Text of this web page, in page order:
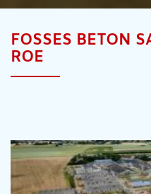
FOSSES BETON
ROE